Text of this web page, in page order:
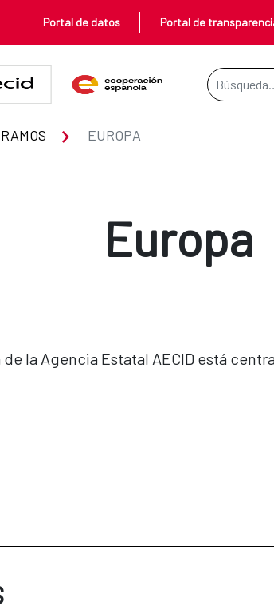
Portal de datos Portal de
Barra de
EUROPA
Europa
la Agencia Estatal AECID está